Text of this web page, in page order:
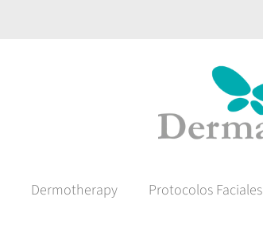
Dermotherapy Protocolos Faciales